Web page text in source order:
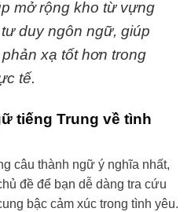
mở rộng kho từ vựng
duy ngôn ngữ, giúp
xạ tốt hơn trong
tế.
tiếng Trung về tình
câu thành ngữ ý nghĩa nhất,
đề để bạn dễ dàng tra cứu
bậc cảm xúc trong tình yêu.